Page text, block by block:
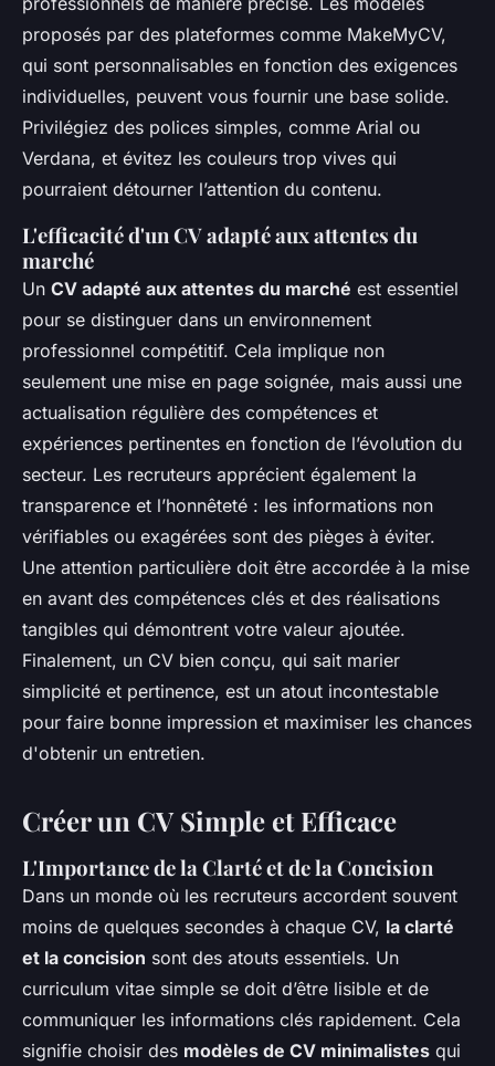
proposés par des plateformes comme MakeMyCV,
qui sont personnalisables en fonction des exigences
individuelles, peuvent vous fournir une base solide.
Privilégiez des polices simples, comme Arial ou
Verdana, et évitez les couleurs trop vives qui
pourraient détourner l’attention du contenu.
L'efficacité d'un CV adapté aux attentes du
marché
Un CV adapté aux attentes du marché est essentiel
pour se distinguer dans un environnement
professionnel compétitif. Cela implique non
seulement une mise en page soignée, mais aussi une
actualisation régulière des compétences et
expériences pertinentes en fonction de l’évolution du
secteur. Les recruteurs apprécient également la
transparence et l’honnêteté : les informations non
vérifiables ou exagérées sont des pièges à éviter.
Une attention particulière doit être accordée à la mise
en avant des compétences clés et des réalisations
tangibles qui démontrent votre valeur ajoutée.
Finalement, un CV bien conçu, qui sait marier
simplicité et pertinence, est un atout incontestable
pour faire bonne impression et maximiser les chances
d'obtenir un entretien.
Créer un CV Simple et Efficace
L'Importance de la Clarté et de la Concision
Dans un monde où les recruteurs accordent souvent
moins de quelques secondes à chaque CV, la clarté
et la concision sont des atouts essentiels. Un
curriculum vitae simple se doit d’être lisible et de
communiquer les informations clés rapidement. Cela
signifie choisir des modèles de CV minimalistes qui